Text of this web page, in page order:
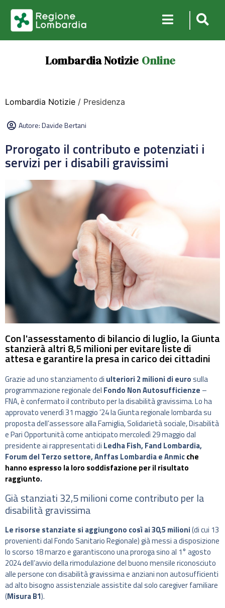
Lombardia Notizie Online
Lombardia Notizie / Presidenza
Autore:Davide Bertani
Prorogato il contributo e potenziati i
servizi per i disabili gravissimi
Con l'assesstamento di bilancio di luglio, la Giunta
stanzierà altri 8,5 milioni per evitare liste di
attesa e garantire la presa in carico dei cittadini
Grazie ad uno stanziamento di ulteriori 2 milioni di eurosulla
programmazione regionale del Fondo Non Autosufficienze –
FNA, è confermato il contributo per la disabilità gravissima. Lo ha
approvato venerdì 31 maggio ’24 la Giunta regionale lombarda su
proposta dell’assessore alla Famiglia, Solidarietà sociale, Disabilità
e Pari Opportunità come anticipato mercoledì 29 maggio dal
presidente ai rappresentati di Ledha Fish, Fand Lombardia,
Forum del Terzo settore, Anffas Lombardia e Anmicche
hanno espresso la loro soddisfazione per il risultato
raggiunto.
Già stanziati 32,5 milioni come contributo per la
disabilità gravissima
Le risorse stanziate si aggiungono così ai 30,5 milioni(di cui 13
provenienti dal Fondo Sanitario Regionale) già messi a disposizione
lo scorso 18 marzo e garantiscono una proroga sino al 1° agosto
2024 dell’avvio della rimodulazione del buono mensile riconosciuto
alle persone con disabilità gravissima e anziani non autosufficienti
ad alto bisogno assistenziale assistite dal solo caregiver familiare
(Misura B1).